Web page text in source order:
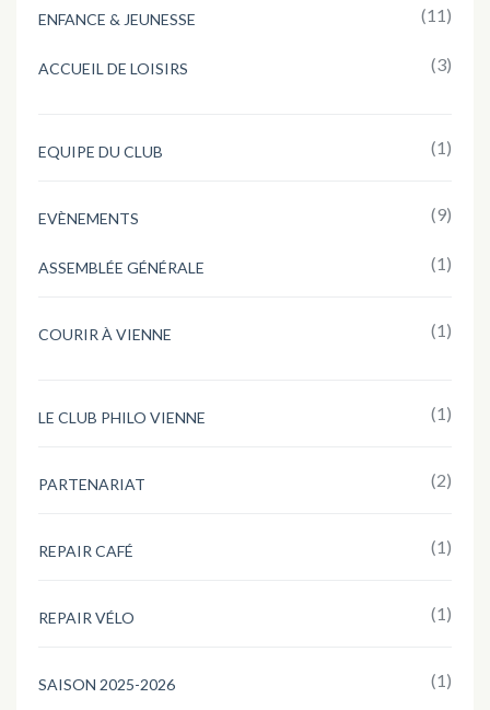
ENFANCE & JEUNESSE (11)
ACCUEIL DE LOISIRS (3)
EQUIPE DU CLUB (1)
EVÈNEMENTS (9)
ASSEMBLÉE GÉNÉRALE (1)
COURIR À VIENNE (1)
LE CLUB PHILO VIENNE (1)
PARTENARIAT (2)
REPAIR CAFÉ (1)
REPAIR VÉLO (1)
SAISON 2025-2026 (1)